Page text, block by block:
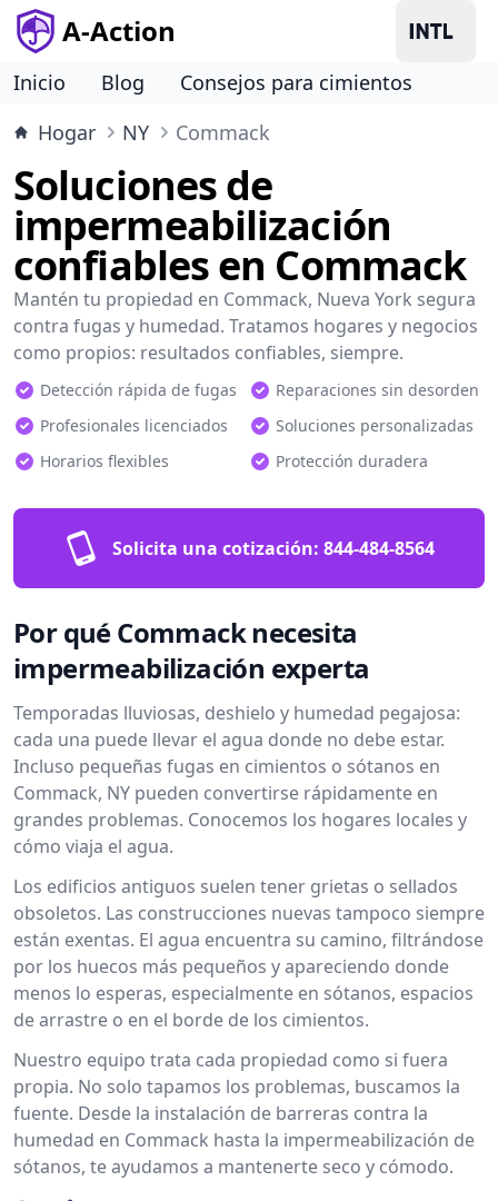
A-Action
Inicio Blog
Consejos para cimientos
Hogar
NY Commack
Soluciones de
impermeabilización
confiables en Commack
Mantén tu propiedad en Commack, Nueva York segura
contra fugas y humedad. Tratamos hogares y negocios
como propios: resultados confiables, siempre.
Detección rápida de fugas
Reparaciones sin desorden
Profesionales licenciados
Soluciones personalizadas
Horarios flexibles
Protección duradera
Solicita una cotización: 844-484-8564
Por qué Commack necesita
impermeabilización experta
Temporadas lluviosas, deshielo y humedad pegajosa:
cada una puede llevar el agua donde no debe estar.
Incluso pequeñas fugas en cimientos o sótanos en
Commack, NY pueden convertirse rápidamente en
grandes problemas. Conocemos los hogares locales y
cómo viaja el agua.
Los edificios antiguos suelen tener grietas o sellados
obsoletos. Las construcciones nuevas tampoco siempre
están exentas. El agua encuentra su camino, filtrándose
por los huecos más pequeños y apareciendo donde
menos lo esperas, especialmente en sótanos, espacios
de arrastre o en el borde de los cimientos.
Nuestro equipo trata cada propiedad como si fuera
propia. No solo tapamos los problemas, buscamos la
fuente. Desde la instalación de barreras contra la
humedad en Commack hasta la impermeabilización de
sótanos, te ayudamos a mantenerte seco y cómodo.